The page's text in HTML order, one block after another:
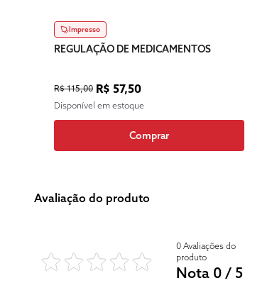
Impresso
REGULAÇÃO DE MEDICAMENTOS
R$ 115,00 R$ 57,50
Disponível em estoque
Comprar
Avaliação do produto
0 Avaliações do
produto
Nota 0 / 5